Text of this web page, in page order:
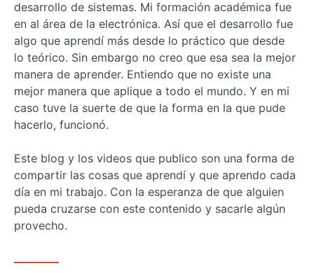
desarrollo de sistemas. Mi formación académica fue
en al área de la electrónica. Así que el desarrollo fue
algo que aprendí más desde lo práctico que desde
lo teórico. Sin embargo no creo que esa sea la mejor
manera de aprender. Entiendo que no existe una
mejor manera que aplique a todo el mundo. Y en mi
caso tuve la suerte de que la forma en la que pude
hacerlo, funcionó.
Este blog y los videos que publico son una forma de
compartir las cosas que aprendí y que aprendo cada
día en mi trabajo. Con la esperanza de que alguien
pueda cruzarse con este contenido y sacarle algún
provecho.